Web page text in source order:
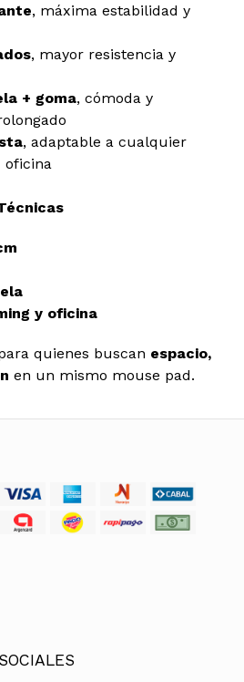
, máxima estabilidad y
, mayor resistencia y
+ goma, cómoda y
, adaptable a cualquier
oficina
y oficina
quienes buscan espacio,
en un mismo mouse pad.